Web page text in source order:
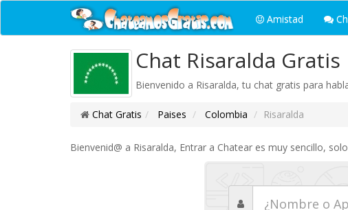
Amistad
Chat Risaralda Gratis
Bienvenido a Risaralda, tu chat gratis para
Chat Gratis Paises Colombia Risaralda
Bienvenid@ a Risaralda, Entrar a Chatear es muy sencillo,